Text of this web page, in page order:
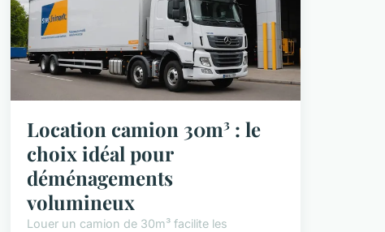
Location camion 30m³ : le
choix idéal pour
déménagements
volumineux
Louer un camion de 30m³ facilite les